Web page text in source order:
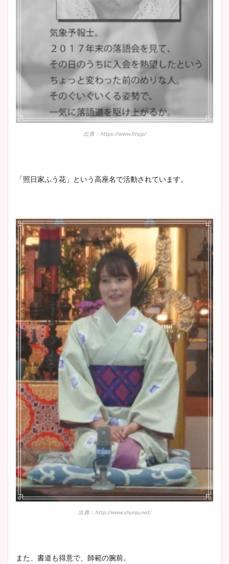
出典：https://www.htv.jp/
「照日家ふう花」という高座名で活動されています。
出典：http://www.shunju.net/
また、書道も得意で、師範の腕前。